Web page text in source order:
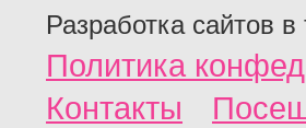
Разработка сайтов в
Политика
Контакты